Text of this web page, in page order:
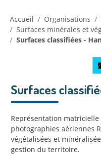
Accueil Organisations
Surfaces minérales et
Surfaces classifiées -
Surfaces
Représentation
photographies aériennes
végétalisées et
gestion du territoire.